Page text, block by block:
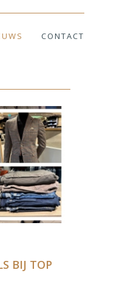
CONTACT
BIJ TOP